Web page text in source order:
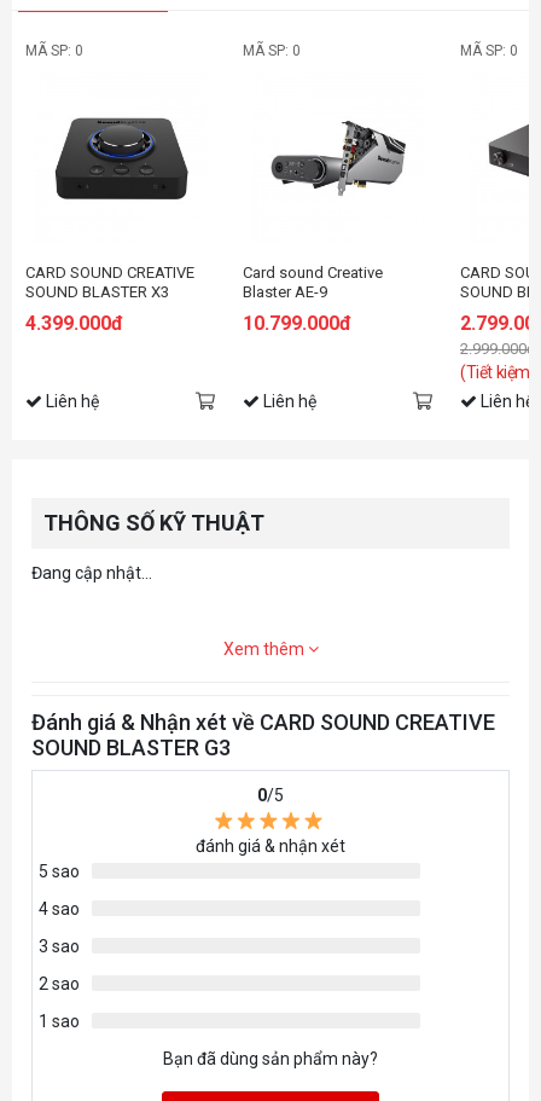
MÃ SP: 0
CARD SOUND CREATIVE
SOUND BLASTER X3
4.399.000đ
Liên hệ
MÃ SP: 0
Card sound Creative
Blaster AE-9
10.799.000đ
Liên hệ
MÃ SP: 0
CARD
SOUND
2.999.000đ
(Tiết kiệm:
Liên hệ
THÔNG SỐ KỸ THUẬT
Đang cập nhật...
Xem thêm
Đánh giá & Nhận xét về CARD SOUND CREATIVE
SOUND BLASTER G3
0/5
đánh giá & nhận xét
5 sao
4 sao
3 sao
2 sao
1 sao
Bạn đã dùng sản phẩm này?